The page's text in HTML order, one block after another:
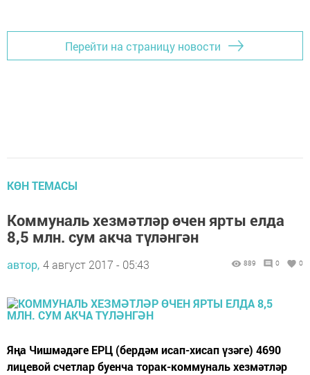
Перейти на страницу новости
КӨН ТЕМАСЫ
Коммуналь хезмәтләр өчен ярты елда
8,5 млн. сум акча түләнгән
автор, 4 август 2017 - 05:43 889 0 0
Яңа Чишмәдәге ЕРЦ (бердәм исап-хисап үзәге) 4690
лицевой счетлар буенча торак-коммуналь хезмәтләр